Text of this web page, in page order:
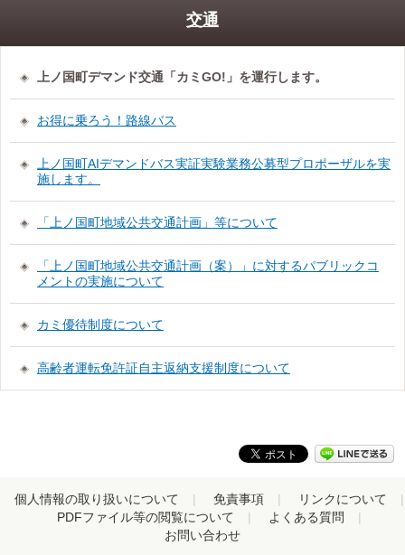
交通
上ノ国町デマンド交通「カミGO!」を運行します。
お得に乗ろう！路線バス
上ノ国町AIデマンドバス実証実験業務公募型プロポーザルを実
施します。
「上ノ国町地域公共交通計画」等について
「上ノ国町地域公共交通計画（案）」に対するパブリックコ
メントの実施について
カミ優待制度について
高齢者運転免許証自主返納支援制度について
個人情報の取り扱いについて 免責事項
リンクについて
PDFファイル等の閲覧について
よくある質問
お問い合わせ